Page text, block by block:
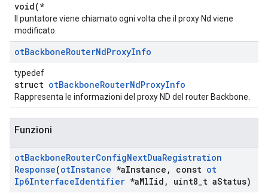
void(*
Il puntatore viene chiamato ogni volta che il proxy Nd viene
modificato.
otBackboneRouterNdProxyInfo
typedef
struct otBackboneRouterNdProxyInfo
Rappresenta le informazioni del proxy ND del router Backbone.
Funzioni
otBackboneRouterConfigNextDuaRegistration
Response(otInstance *aInstance , const ot
Ip6InterfaceIdentifier *aMlIid , uint8 t aStatus)